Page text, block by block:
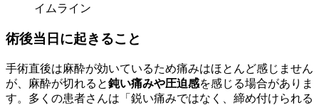
イムライン
術後当日に起きること
手術直後は麻酔が効いているため痛みはほとんど感じません
が、麻酔が切れると鈍い痛みや圧迫感を感じる場合がありま
す。多くの患者さんは「鋭い痛みではなく、締め付けられる